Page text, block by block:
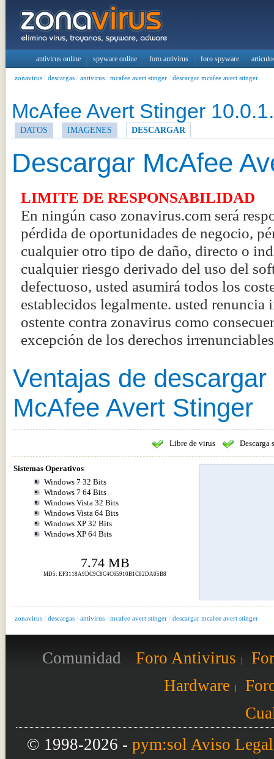
antivirus online spyware online foro antivirus foro spyware
zonavirus / descargas / antivirus / mcafee avert stinger / descargar mcafee avert stinger
McAfee Avert Stinger
DATOS IMAGENES DESCARGAR
Descargar McAfee
LIMITE DE RESPONSABILIDAD
En ningún caso zonavirus.com será
pérdida de oportunidades de negocio,
cualquier otro tipo de daño, directo o
cualquier riesgo derivado del uso del
defectuoso, usted asumirá todos los
establecidos legalmente. usted
ostente contra zonavirus como
excepción de los derechos
Ventajas de
McAfee Avert Stinger
Libre de virus Descarga
Sistemas Operativos
Windows 7 32 Bits
Windows 7 64 Bits
Windows Vista 32 Bits
Windows Vista 64 Bits
Windows XP 32 Bits
Windows XP 64 Bits
7.74 MB
MD5: EF3118A9DC9C8C4C65910B1C82DA05B8
zonavirus / descargas / antivirus / mcafee avert stinger / descargar mcafee avert stinger
Comunidad Foro Antivirus
Hardware
© 1998-2026 - pym:sol Aviso Legal